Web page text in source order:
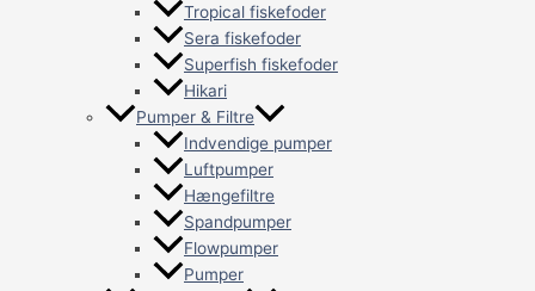
Tropical fiskefoder
Sera fiskefoder
Superfish fiskefoder
Hikari
Pumper & Filtre
Indvendige pumper
Luftpumper
Hængefiltre
Spandpumper
Flowpumper
Pumper